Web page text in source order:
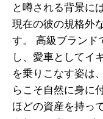
と噂される背景に
現在の彼の規格外
す。 高級ブランド
し、愛車としてイ
を乗りこなす姿は
らこそ自然に身に
ほどの資産を持っ